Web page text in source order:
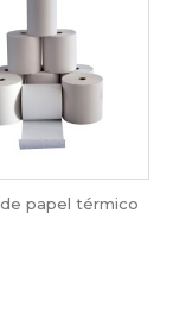
papel térmico